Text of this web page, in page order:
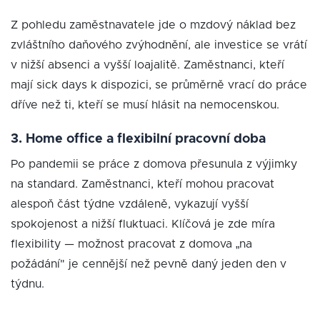
Z pohledu zaměstnavatele jde o mzdový náklad bez
zvláštního daňového zvýhodnění, ale investice se vrátí
v nižší absenci a vyšší loajalitě. Zaměstnanci, kteří
mají sick days k dispozici, se průměrně vrací do práce
dříve než ti, kteří se musí hlásit na nemocenskou.
3. Home office a flexibilní pracovní doba
Po pandemii se práce z domova přesunula z výjimky
na standard. Zaměstnanci, kteří mohou pracovat
alespoň část týdne vzdáleně, vykazují vyšší
spokojenost a nižší fluktuaci. Klíčová je zde míra
flexibility — možnost pracovat z domova „na
požádání" je cennější než pevně daný jeden den v
týdnu.